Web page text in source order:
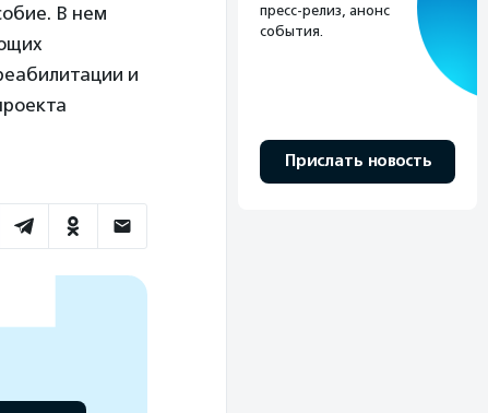
В нем
и
пресс-релиз, анонс
события.
Прислать новость